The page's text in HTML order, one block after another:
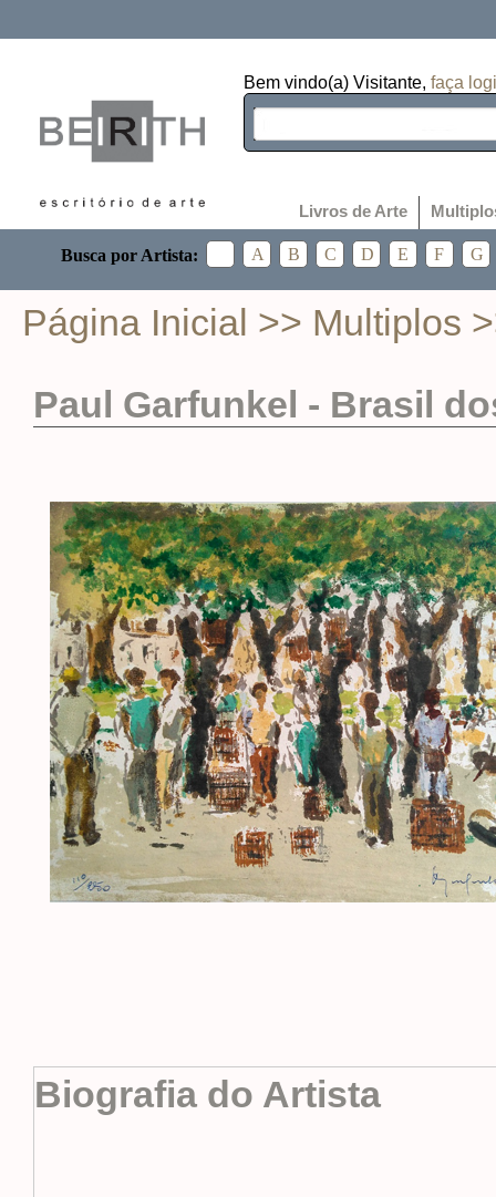
Bem vindo(a) Visitante, faça
Livros de Arte
Página Inicial >> Multiplos
Paul Garfunkel - Brasil
Biografia do Artista